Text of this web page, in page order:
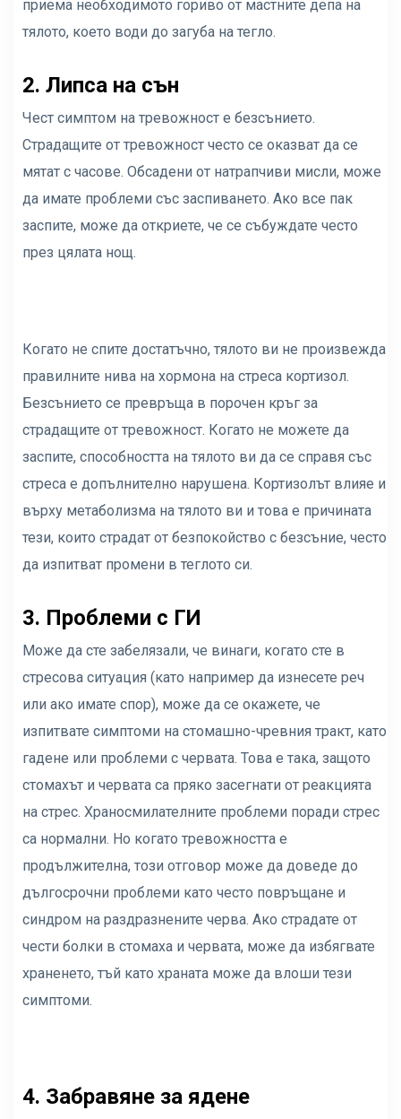
приема необходимото гориво от мастните депа на
тялото, което води до загуба на тегло.
2. Липса на сън
Чест симптом на тревожност е безсънието.
Страдащите от тревожност често се оказват да се
мятат с часове. Обсадени от натрапчиви мисли, може
да имате проблеми със заспиването. Ако все пак
заспите, може да откриете, че се събуждате често
през цялата нощ.
Когато не спите достатъчно, тялото ви не произвежда
правилните нива на хормона на стреса кортизол.
Безсънието се превръща в порочен кръг за
страдащите от тревожност. Когато не можете да
заспите, способността на тялото ви да се справя със
стреса е допълнително нарушена. Кортизолът влияе и
върху метаболизма на тялото ви и това е причината
тези, които страдат от безпокойство с безсъние, често
да изпитват промени в теглото си.
3. Проблеми с ГИ
Може да сте забелязали, че винаги, когато сте в
стресова ситуация (като например да изнесете реч
или ако имате спор), може да се окажете, че
изпитвате симптоми на стомашно-чревния тракт, като
гадене или проблеми с червата. Това е така, защото
стомахът и червата са пряко засегнати от реакцията
на стрес. Храносмилателните проблеми поради стрес
са нормални. Но когато тревожността е
продължителна, този отговор може да доведе до
дългосрочни проблеми като често повръщане и
синдром на раздразнените черва. Ако страдате от
чести болки в стомаха и червата, може да избягвате
храненето, тъй като храната може да влоши тези
симптоми.
4. Забравяне за ядене